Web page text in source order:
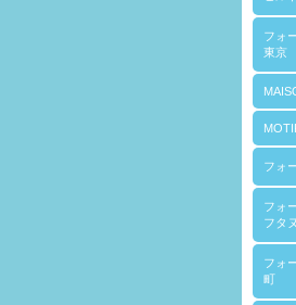
フォ
東京
フォ
フォ
フタ
フォ
町